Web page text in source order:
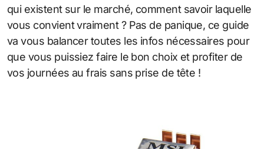
qui existent sur le marché, comment savoir laquelle
vous convient vraiment ? Pas de panique, ce guide
va vous balancer toutes les infos nécessaires pour
que vous puissiez faire le bon choix et profiter de
vos journées au frais sans prise de tête !